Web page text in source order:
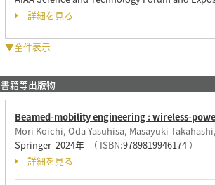
詳細を見る
▼全件表示
書籍等出版物
Beamed-mobility engineering : wireless-
Mori Koichi, Oda Yasuhisa, Masayuki
Springer 2024年
（ ISBN:9789819946174）
詳細を見る